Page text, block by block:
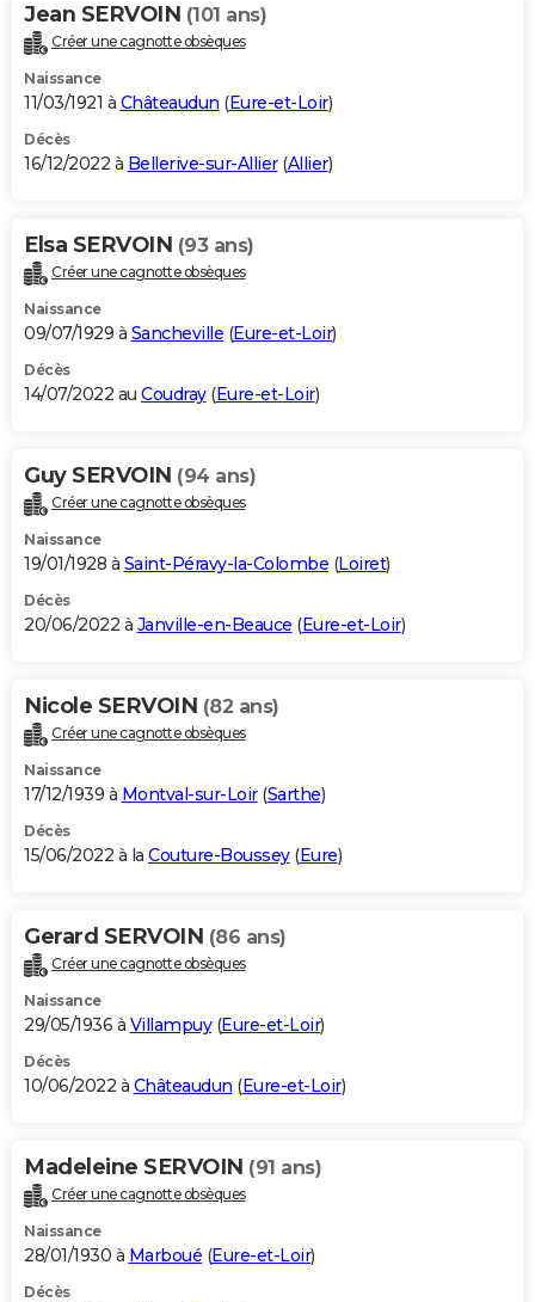
Jean SERVOIN (101 ans)
Créer une cagnotte obsèques
Naissance
11/03/1921 à Châteaudun (Eure-et-Loir)
Décès
16/12/2022 à Bellerive-sur-Allier(Allier)
Elsa SERVOIN (93 ans)
Créer une cagnotte obsèques
Naissance
09/07/1929 à Sancheville (Eure-et-Loir)
Décès
14/07/2022 au Coudray(Eure-et-Loir)
Guy SERVOIN (94 ans)
Créer une cagnotte obsèques
Naissance
19/01/1928 à Saint-Péravy-la-Colombe (Loiret)
Décès
20/06/2022 à Janville-en-Beauce (Eure-et-Loir)
Nicole SERVOIN (82 ans)
Créer une cagnotte obsèques
Naissance
17/12/1939 à Montval-sur-Loir(Sarthe)
Décès
15/06/2022 à la Couture-Boussey(Eure)
Gerard SERVOIN (86 ans)
Créer une cagnotte obsèques
Naissance
29/05/1936 à Villampuy(Eure-et-Loir)
Décès
10/06/2022 à Châteaudun (Eure-et-Loir)
Madeleine SERVOIN (91 ans)
Créer une cagnotte obsèques
Naissance
28/01/1930 à Marboué (Eure-et-Loir)
Décès